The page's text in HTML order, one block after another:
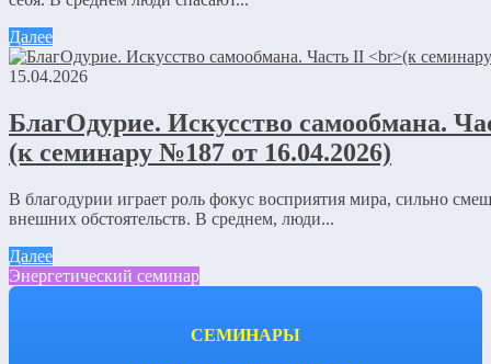
Далее
15.04.2026
БлагОдурие. Искусство самообмана.
(к семинару №187 от 16.04.2026)
В благодурии играет роль фокус восприятия мира, сильно
внешних обстоятельств. В среднем, люди...
Далее
Энергетический семинар
СЕМИНАРЫ